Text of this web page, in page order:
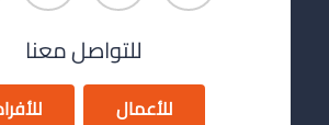
للتواصل معنا
للأعمال